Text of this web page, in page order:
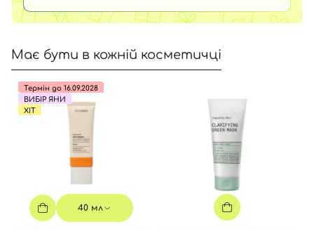
Має бути в кожній косметичці
Термін до 16.09.2028
ВИБІР ЯНИ
ХІТ
40 мл